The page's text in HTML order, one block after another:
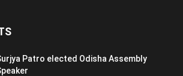
Patro elected Odisha Assembly